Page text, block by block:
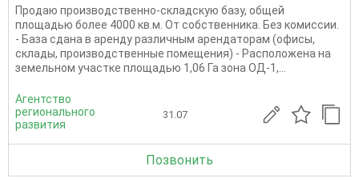
Продаю производственно-складскую базу, общей
площадью более 4000 кв.м. От собственника. Без комиссии.
- База сдана в аренду различным арендаторам (офисы,
склады, производственные помещения) - Расположена на
земельном участке площадью 1,06 Га зона ОД-1,...
Агентство
регионального
развития
31.07
Позвонить